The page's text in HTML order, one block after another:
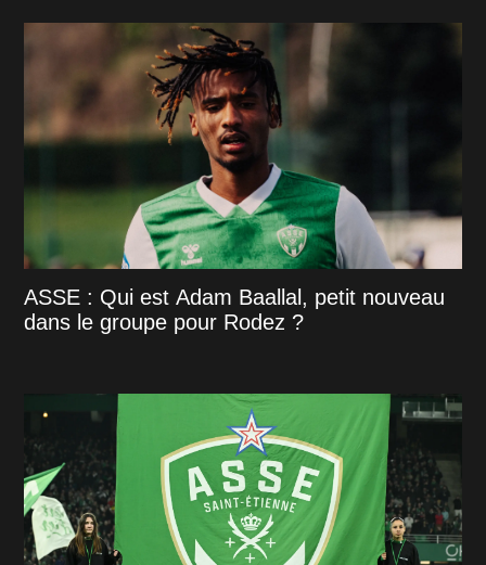
ASSE : Qui est Adam Baallal, petit nouveau
dans le groupe pour Rodez ?